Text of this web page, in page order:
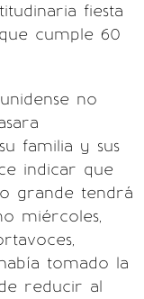
fiesta
cumple 60
no
familia y sus
indicar que
grande tendrá
miércoles,
tomado la
reducir al